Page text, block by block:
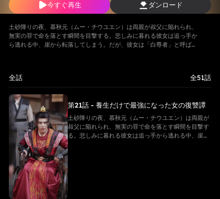
今すぐ再生 ダンロード
土砂降りの夜、慕秋元（ムー・チウユエン）は両親が叔父に陥れられ、
無実の罪で命を落とす瞬間を目撃する。悲しみに暮れる彼女は追っ手か
ら逃れる中、崖から転落してしまう。だが、彼女は「白尊者」と呼ばれ
の「先天仙体」だった。
全話 全51話
第21話 - 養生だけで最強になった女の復讐譚
土砂降りの夜、慕秋元（ムー・チウユエン）は両親が
叔父に陥れられ、無実の罪で命を落とす瞬間を目撃す
る。悲しみに暮れる彼女は追っ手から逃れる中、崖か
ら転落してしまう。だが、彼女は「白尊者」と呼ばれ
る隠遁の仙に救われる。復讐を誓う慕秋元は修行を懇
──そう思われていた。 その“養生功”こそ、実は仙界
「先天仙体」だった。